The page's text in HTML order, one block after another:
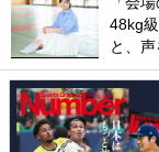
48kg
と、